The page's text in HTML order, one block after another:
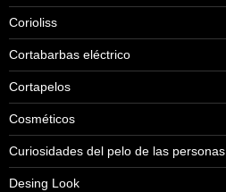
Corioliss
Cortabarbas eléctrico
Cortapelos
Cosméticos
Curiosidades del pelo de las personas
Desing Look